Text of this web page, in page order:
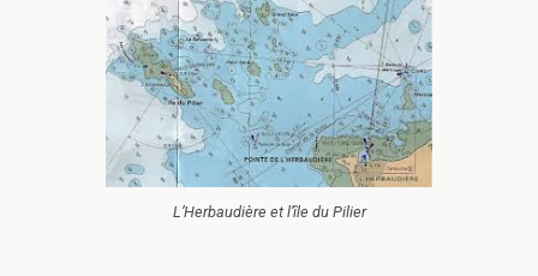
L’Herbaudière et l’île du Pilier